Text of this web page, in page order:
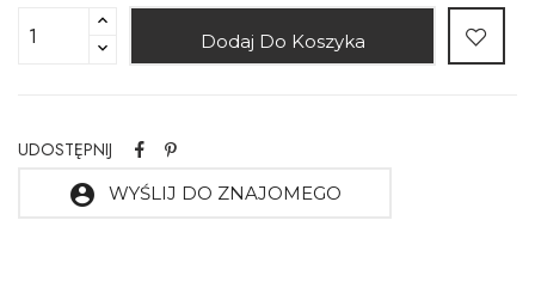
Dodaj Do Koszyka
UDOSTĘPNIJ
account_circle WYŚLIJ DO ZNAJOMEGO